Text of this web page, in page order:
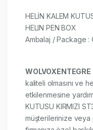
HELİN KALEM
HELIN PEN BOX
Ambalaj / Package :
kaliteli olmasını ve
etkilenmesine
KUTUSU KIRMIZI
müşterilerinize veya